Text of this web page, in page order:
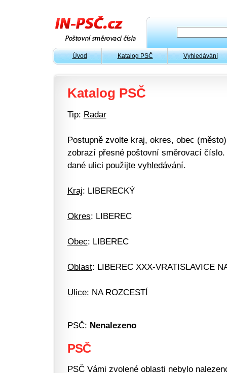
Úvod Katalog PSČ Vyhledávání
Katalog PSČ
Tip: Radar
Postupně zvolte kraj, okres, obec
zobrazí přesné poštovní směrovací
dané ulici použijte vyhledávání.
Kraj: LIBERECKÝ
Okres: LIBEREC
Obec: LIBEREC
Oblast: LIBEREC XXX-VRATISLAVICE
Ulice: NA ROZCESTÍ
PSČ: Nenalezeno
PSČ
PSČ Vámi zvolené oblasti nebylo